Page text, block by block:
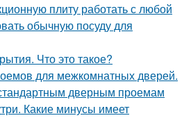
плиту работать с любой
обычную посуду для
Что это такое?
для межкомнатных дверей.
дверным проемам
Какие минусы имеет